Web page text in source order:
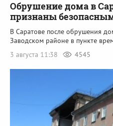
Обрушение дома в
признаны
В Саратове после обрушения
Заводском районе в пункте
3 августа 11:38
4545